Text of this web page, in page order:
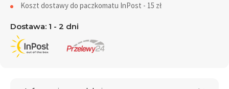
Koszt dostawy do paczkomatu InPost - 15 zł
Dostawa: 1 - 2 dni